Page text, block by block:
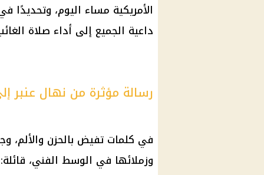
الأمريكية مساء اليوم، وتحديدًا في تمام
داعية الجميع إلى أداء صلاة
رسالة مؤثرة من نهال عنبر
في كلمات تفيض بالحزن والألم،
وزملائها في الوسط الفني، قائلة: